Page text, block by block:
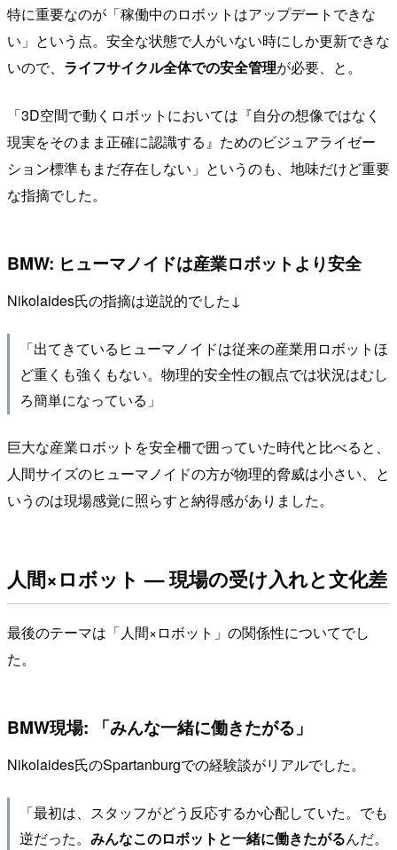
特に重要なのが「稼働中のロボットはアップデートできな
い」という点。安全な状態で人がいない時にしか更新できな
いので、 ライフサイクル全体での安全管理が必要、と。
「3D空間で動くロボットにおいては『自分の想像ではなく
現実をそのまま正確に認識する』ためのビジュアライゼー
ション標準もまだ存在しない」というのも、地味だけど重要
な指摘でした。
BMW: ヒューマノイドは産業ロボットより安全
Nikolaides氏の指摘は逆説的でした↓
「出てきているヒューマノイドは従来の産業用ロボットほ
ど重くも強くもない。物理的安全性の観点では状況はむし
ろ簡単になっている」
巨大な産業ロボットを安全柵で囲っていた時代と比べると、
人間サイズのヒューマノイドの方が物理的脅威は小さい、と
いうのは現場感覚に照らすと納得感がありました。
人間×ロボット — 現場の受け入れと文化差
最後のテーマは「人間×ロボット」の関係性についてでし
た。
BMW現場: 「みんな一緒に働きたがる」
Nikolaides氏のSpartanburgでの経験談がリアルでした。
「最初は、スタッフがどう反応するか心配していた。でも
逆だった。 みんなこのロボットと一緒に働きたがるんだ。